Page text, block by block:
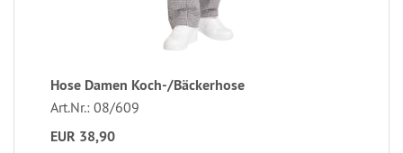
Hose Damen Koch-/Bäckerhose
Art.Nr.: 08/609
EUR 38,90